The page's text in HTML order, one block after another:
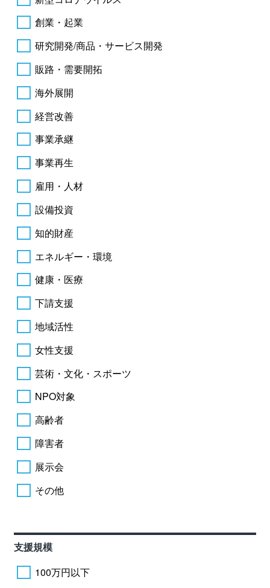
創業・起業
研究開発/商品・サービス開発
販路・需要開拓
海外展開
経営改善
事業承継
事業再生
雇用・人材
設備投資
知的財産
エネルギー・環境
健康・医療
下請支援
地域活性
女性支援
芸術・文化・スポーツ
NPO対象
高齢者
障害者
展示会
その他
支援規模
100万円以下